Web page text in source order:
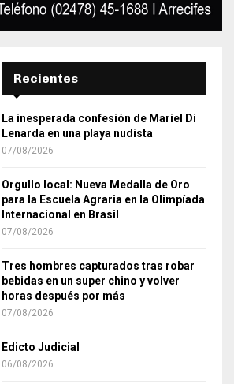
Recientes
La inesperada confesión de Mariel Di
Lenarda en una playa nudista
07/08/2026
Orgullo local: Nueva Medalla de Oro
para la Escuela Agraria en la Olimpíada
Internacional en Brasil
07/08/2026
Tres hombres capturados tras robar
bebidas en un super chino y volver
horas después por más
07/08/2026
Edicto Judicial
06/08/2026